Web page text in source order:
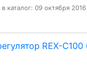
каталог: 09 октября
REX-